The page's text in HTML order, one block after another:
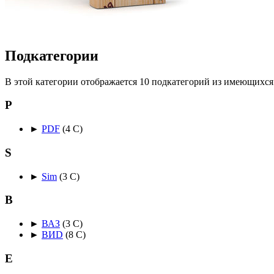
Подкатегории
В этой категории отображается 10 подкатегорий из
P
► PDF (4 С)
S
► Sim (3 С)
В
► ВАЗ (3 С)
► ВИD (8 С)
Е